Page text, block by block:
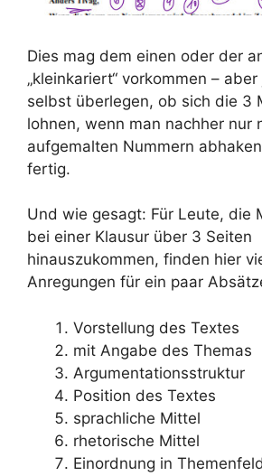
Dies mag dem einen oder der
„kleinkariert“ vorkommen –
selbst überlegen, ob sich die 3
lohnen, wenn man nachher nur
aufgemalten Nummern
fertig.
Und wie gesagt: Für Leute, die
bei einer Klausur über 3 Seiten
hinauszukommen, finden hier
Anregungen für ein paar
Vorstellung des Textes
mit Angabe des Themas
Argumentationsstruktur
Position des Textes
sprachliche Mittel
rhetorische Mittel
Einordnung in Themenfeld